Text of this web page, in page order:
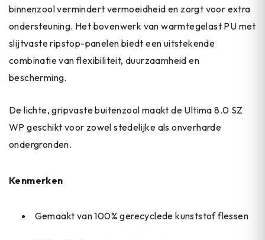
binnenzool vermindert vermoeidheid en zorgt voor extra
ondersteuning. Het bovenwerk van warmtegelast PU met
slijtvaste ripstop-panelen biedt een uitstekende
combinatie van flexibiliteit, duurzaamheid en
bescherming.
De lichte, gripvaste buitenzool maakt de Ultima 8.0 SZ
WP geschikt voor zowel stedelijke als onverharde
ondergronden.
Kenmerken
Gemaakt van 100% gerecyclede kunststof flessen